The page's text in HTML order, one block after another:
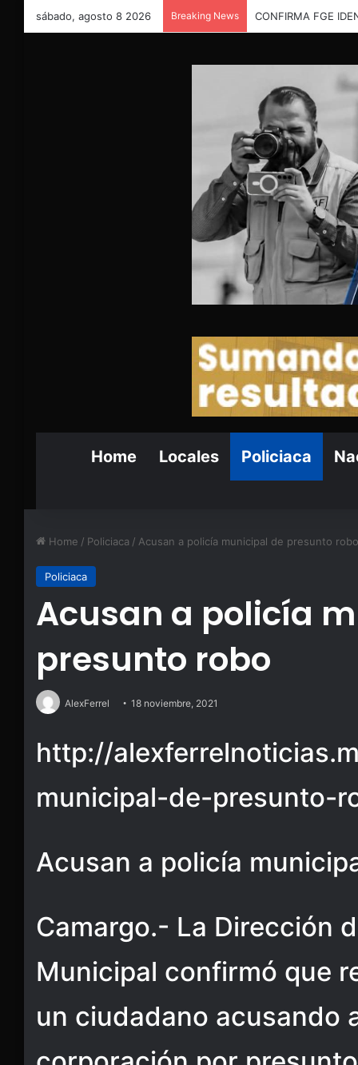
sábado, agosto 8 2026 Breaking News Invita Delicias este
Home Locales Policiaca
Home / Policiaca / Acusan a policía municipal de presunto robo
Policiaca
Acusan a policía
presunto robo
AlexFerrel 18 noviembre, 2021
http://
municipal-de-presunto-
Acusan a policía
Camargo.- La Dirección
Municipal confirmó que
un ciudadano acusando